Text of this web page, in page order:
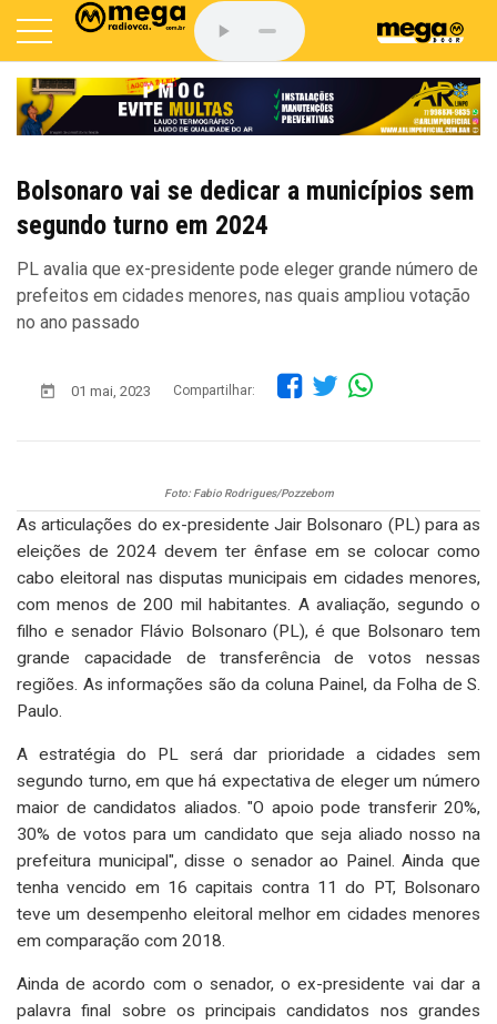
Bolsonaro vai se dedicar a municípios sem
segundo turno em 2024
PL avalia que ex-presidente pode eleger grande número de
prefeitos em cidades menores, nas quais ampliou votação
no ano passado
01 mai, 2023 Compartilhar:
Foto: Fabio Rodrigues/Pozzebom
As articulações do ex-presidente Jair Bolsonaro (PL) para as
eleições de 2024 devem ter ênfase em se colocar como
cabo eleitoral nas disputas municipais em cidades menores,
com menos de 200 mil habitantes. A avaliação, segundo o
filho e senador Flávio Bolsonaro (PL), é que Bolsonaro tem
grande capacidade de transferência de votos nessas
regiões. As informações são da coluna Painel, da Folha de S.
Paulo.
A estratégia do PL será dar prioridade a cidades sem
segundo turno, em que há expectativa de eleger um número
maior de candidatos aliados. "O apoio pode transferir 20%,
30% de votos para um candidato que seja aliado nosso na
prefeitura municipal", disse o senador ao Painel. Ainda que
tenha vencido em 16 capitais contra 11 do PT, Bolsonaro
teve um desempenho eleitoral melhor em cidades menores
em comparação com 2018.
Ainda de acordo com o senador, o ex-presidente vai dar a
palavra final sobre os principais candidatos nos grandes